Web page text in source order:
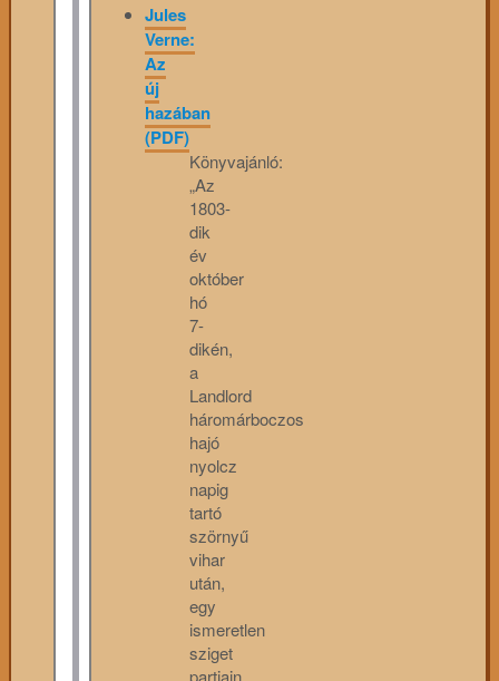
Jules
Verne:
Az
új
hazában
(PDF)
Könyvajánló:
„Az
1803-
dik
év
október
hó
7-
dikén,
a
Landlord
háromárboczos
hajó
nyolcz
napig
tartó
szörnyű
vihar
után,
egy
ismeretlen
sziget
partjain